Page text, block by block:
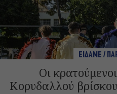
ΕΙΔΑΜΕ /
Οι
Κορυδαλλού